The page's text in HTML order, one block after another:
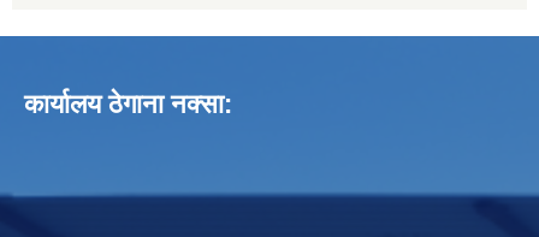
कार्यालय ठेगाना नक्सा: